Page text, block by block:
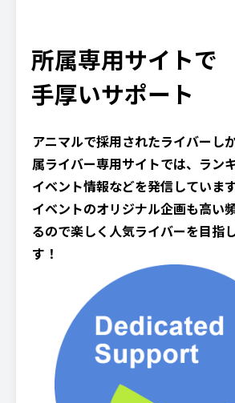
所属専用サイトで
手厚いサポート
アニマルで採用されたライバーし
属ライバー専用サイトでは、ラン
イベント情報などを発信しています
イベントのオリジナル企画も高い
るので楽しく人気ライバーを目指
す！